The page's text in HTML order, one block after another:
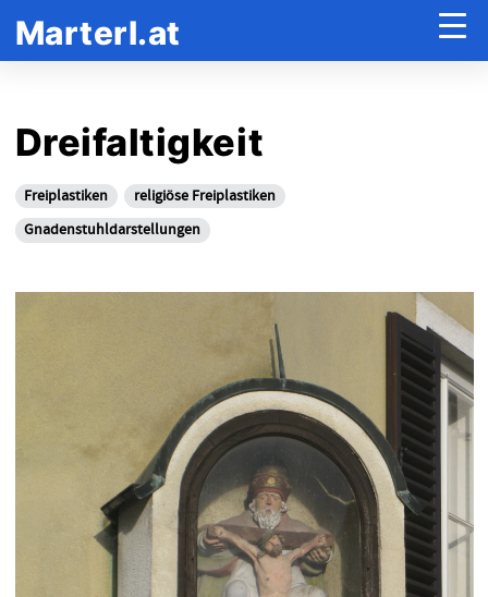
Marterl.at
Dreifaltigkeit
Freiplastiken
religiöse Freiplastiken
Gnadenstuhldarstellungen